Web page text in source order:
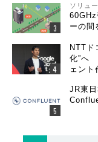
ソリュ
ーの間
NTTド
化”へ
ェント
JR東